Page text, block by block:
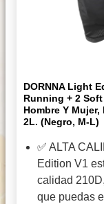
DORNNA Light
Running + 2
Hombre Y
2L. (Negro, M-L)
✅ ALTA
Edition V1
calidad
que puedas